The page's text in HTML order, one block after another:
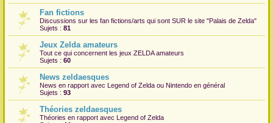
Fan fictions
Discussions sur les fan fictions/arts qui sont SUR le site "Palais de Zelda"
Sujets : 81
Jeux Zelda amateurs
Tout ce qui concernent les jeux ZELDA amateurs
Sujets : 60
News zeldaesques
News en rapport avec Legend of Zelda ou Nintendo en général
Sujets : 93
Théories zeldaesques
Théories en rapport avec Legend of Zelda